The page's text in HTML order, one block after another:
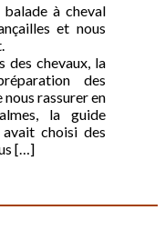
balade à cheval
et nous
des chevaux, la
des
nous rassurer en
la guide
choisi des
[…]